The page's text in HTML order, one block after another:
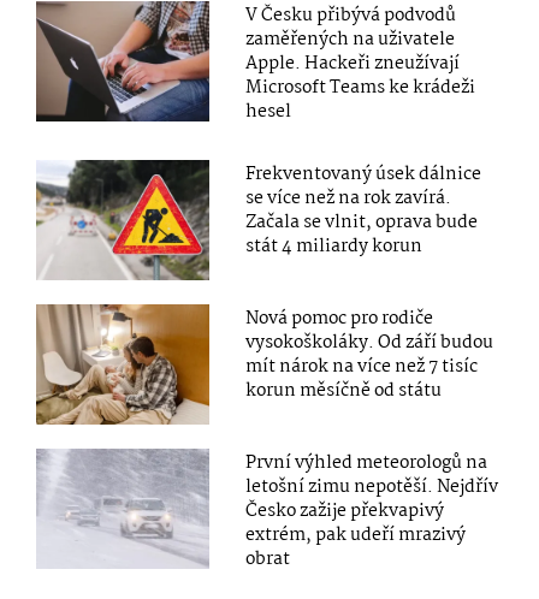
V Česku přibývá podvodů
zaměřených na uživatele
Apple. Hackeři zneužívají
Microsoft Teams ke krádeži
hesel
Frekventovaný úsek dálnice
se více než na rok zavírá.
Začala se vlnit, oprava bude
stát 4 miliardy korun
Nová pomoc pro rodiče
vysokoškoláky. Od září budou
mít nárok na více než 7 tisíc
korun měsíčně od státu
První výhled meteorologů na
letošní zimu nepotěší. Nejdřív
Česko zažije překvapivý
extrém, pak udeří mrazivý
obrat